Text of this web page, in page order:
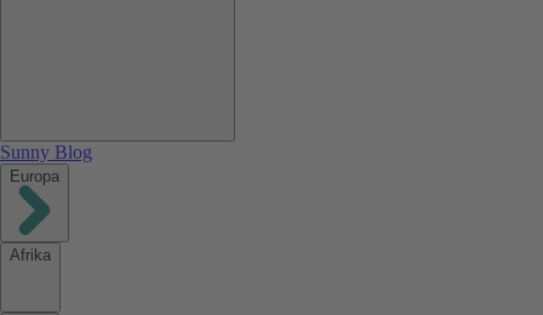
Sunny Blog
Europa
Afrika